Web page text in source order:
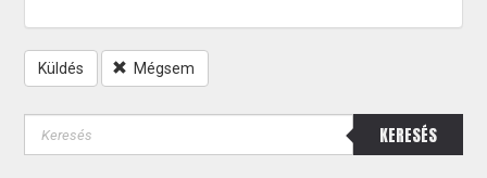
Küldés Mégsem
KERESÉS